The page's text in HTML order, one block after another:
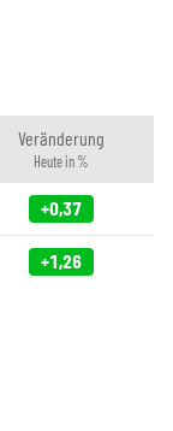
Veränderung
Heute in %
+0,37
+1,26